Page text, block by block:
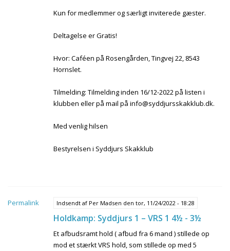
Kun for medlemmer og særligt inviterede gæster.
Deltagelse er Gratis!
Hvor: Caféen på Rosengården, Tingvej 22, 8543
Hornslet.
Tilmelding: Tilmelding inden 16/12-2022 på listen i
klubben eller på mail på info@syddjursskakklub.dk.
Med venlig hilsen
Bestyrelsen i Syddjurs Skakklub
Permalink Indsendt af Per Madsen den tor, 11/24/2022 - 18:28
Holdkamp: Syddjurs 1 – VRS 1 4½ - 3½
Et afbudsramt hold ( afbud fra 6 mand ) stillede op
mod et stærkt VRS hold, som stillede op med 5